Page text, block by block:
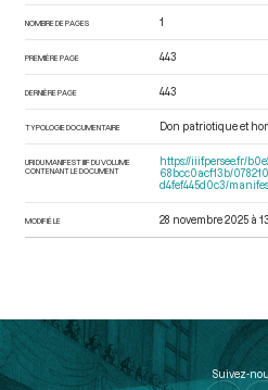
NOMBRE DE PAGES 1
PREMIÈRE PAGE 443
DERNIÈRE PAGE 443
TYPOLOGIE DOCUMENTAIRE Don patriotique et
URI DU MANIFEST IIIF DU VOLUME
CONTENANT LE DOCUMENT
https://iiif.persee.fr/
68bcc0acf13b/
d4fef445d0c3/
MODIFIÉ LE 28 novembre 2025 à
Suivez-